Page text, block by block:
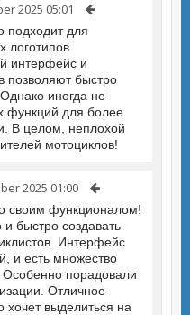
2025 05:01
подходит для
логотипов
интерфейс и
позволяют быстро
иногда не
функций для более
В целом, неплохой
мотоциклов!
2025 01:00
своим функционалом!
быстро создавать
Интерфейс
и есть множество
порадовали
Отличное
хочет выделиться на